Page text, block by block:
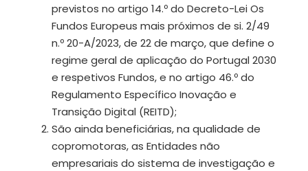
previstos no artigo 14.º do Decreto-Lei Os
Fundos Europeus mais próximos de si. 2/49
n.º 20-A/2023, de 22 de março, que define o
regime geral de aplicação do Portugal 2030
e respetivos Fundos, e no artigo 46.º do
Regulamento Específico Inovação e
Transição Digital (REITD);
São ainda beneficiárias, na qualidade de
copromotoras, as Entidades não
empresariais do sistema de investigação e